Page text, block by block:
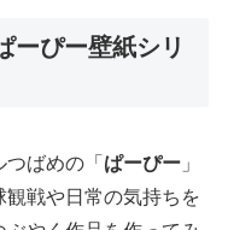
ーぴー壁紙シリ
ばめの「 ぱーぴー 」
観戦や日常の気持ちを